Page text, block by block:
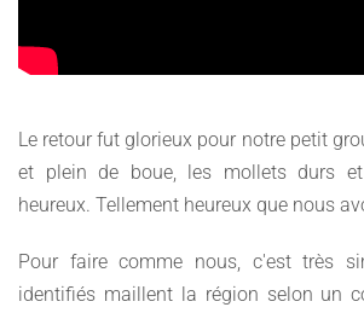
Le retour fut glorieux pour notre petit
et plein de boue, les mollets durs
heureux. Tellement heureux que nous
Pour faire comme nous, c'est très
identifiés maillent la région selon un